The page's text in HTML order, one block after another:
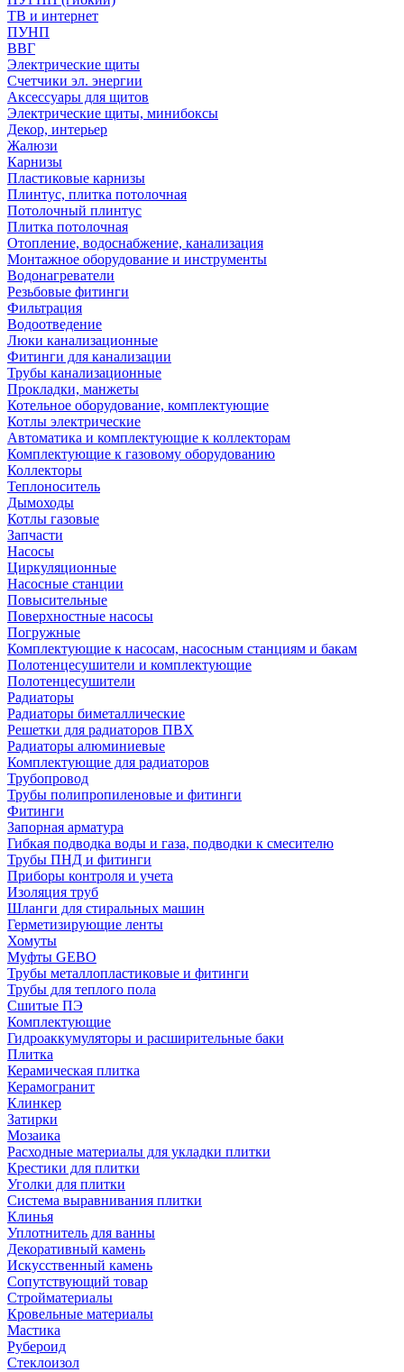
ТВ и интернет
ПУНП
ВВГ
Электрические щиты
Счетчики эл. энергии
Аксессуары для щитов
Электрические щиты, минибоксы
Декор, интерьер
Жалюзи
Карнизы
Пластиковые карнизы
Плинтус, плитка потолочная
Потолочный плинтус
Плитка потолочная
Отопление, водоснабжение, канализация
Монтажное оборудование и инструменты
Водонагреватели
Резьбовые фитинги
Фильтрация
Водоотведение
Люки канализационные
Фитинги для канализации
Трубы канализационные
Прокладки, манжеты
Котельное оборудование, комплектующие
Котлы электрические
Автоматика и комплектующие к коллекторам
Комплектующие к газовому оборудованию
Коллекторы
Теплоноситель
Дымоходы
Котлы газовые
Запчасти
Насосы
Циркуляционные
Насосные станции
Повысительные
Поверхностные насосы
Погружные
Комплектующие к насосам, насосным станциям и бакам
Полотенцесушители и комплектующие
Полотенцесушители
Радиаторы
Радиаторы биметаллические
Решетки для радиаторов ПВХ
Радиаторы алюминиевые
Комплектующие для радиаторов
Трубопровод
Трубы полипропиленовые и фитинги
Фитинги
Запорная арматура
Гибкая подводка воды и газа, подводки к смесителю
Трубы ПНД и фитинги
Приборы контроля и учета
Изоляция труб
Шланги для стиральных машин
Герметизирующие ленты
Хомуты
Муфты GEBO
Трубы металлопластиковые и фитинги
Трубы для теплого пола
Сшитые ПЭ
Комплектующие
Гидроаккумуляторы и расширительные баки
Плитка
Керамическая плитка
Керамогранит
Клинкер
Затирки
Мозаика
Расходные материалы для укладки плитки
Крестики для плитки
Уголки для плитки
Система выравнивания плитки
Клинья
Уплотнитель для ванны
Декоративный камень
Искусственный камень
Сопутствующий товар
Стройматериалы
Кровельные материалы
Мастика
Рубероид
Стеклоизол